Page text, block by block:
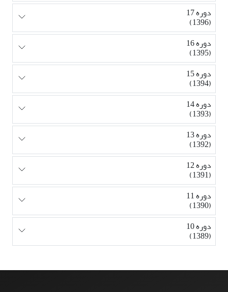
دوره 17
(1396)
دوره 16
(1395)
دوره 15
(1394)
دوره 14
(1393)
دوره 13
(1392)
دوره 12
(1391)
دوره 11
(1390)
دوره 10
(1389)